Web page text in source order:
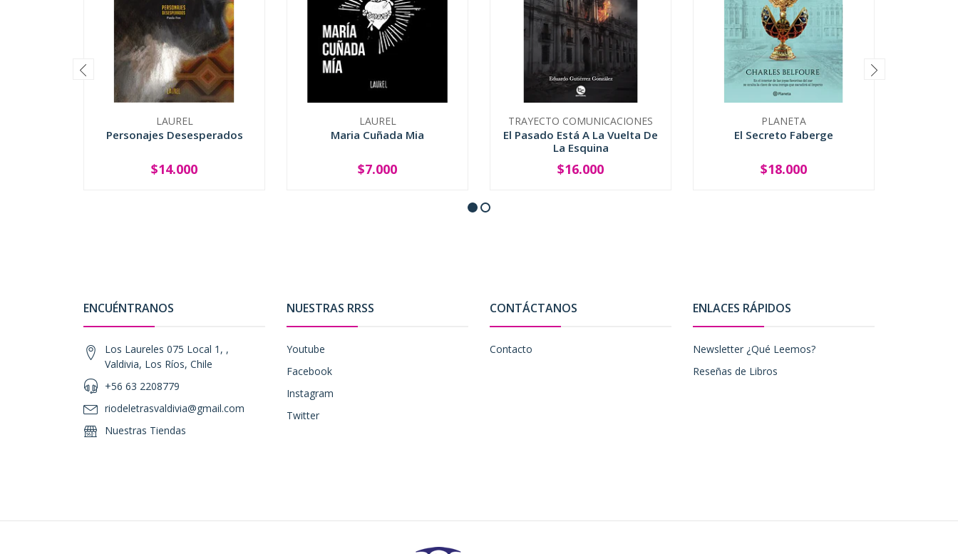
LAUREL
Personajes Desesperados
+
$14.000
LAUREL
Maria Cuñada Mia
+
$7.000
TRAYECTO COMUNICACIONES
El Pasado Está A La Vuelta De
La Esquina
+
$16.000
PLANETA
El Secreto Faberge
+
$18.000
ENCUÉNTRANOS
Los Laureles 075 Local 1, ,
Valdivia, Los Ríos, Chile
+56 63 2208779
riodeletrasvaldivia@gmail.com
Nuestras Tiendas
NUESTRAS RRSS
Youtube
Facebook
Instagram
Twitter
CONTÁCTANOS
Contacto
ENLACES RÁPIDOS
Newsletter ¿Qué Leemos?
Reseñas de Libros